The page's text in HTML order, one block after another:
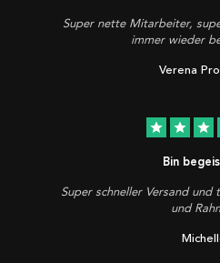
Super nette Mitarbeiter,
immer wieder
Verena
star star star
Bin
Super schneller Versand
und